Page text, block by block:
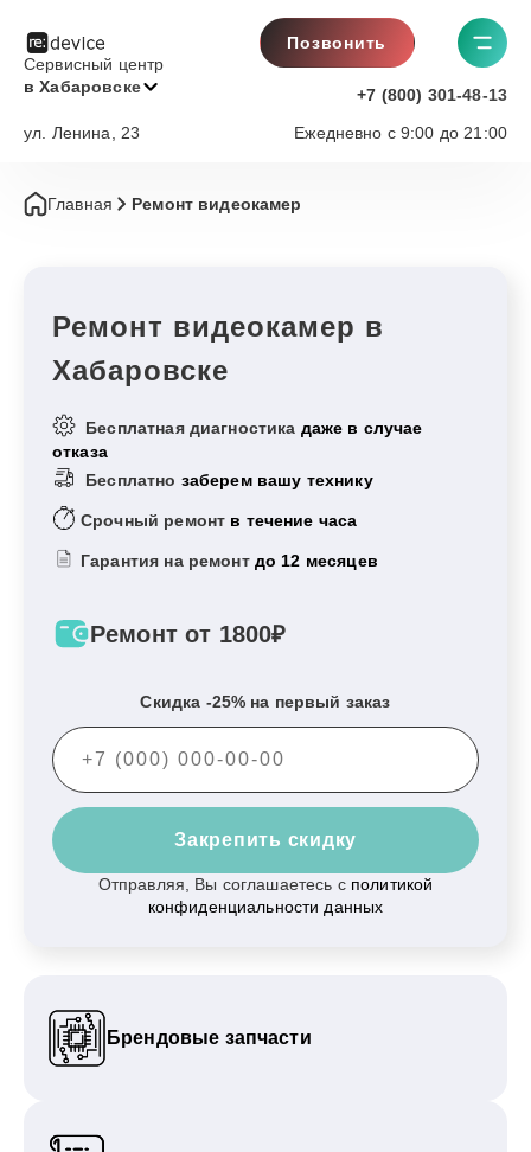
Сервисный центр
в Хабаровске
Позвонить
+7 (800) 301-48-13
Ежедневно с 9:00 до 21:00
ул. Ленина, 23
Главная Ремонт видеокамер
Ремонт видеокамер в
Хабаровске
Бесплатная диагностика даже в случае
отказа
Бесплатно заберем вашу технику
Срочный ремонт в течение часа
Гарантия на ремонт до 12 месяцев
Ремонт от 1800₽
Скидка -25% на первый заказ
Закрепить скидку
Отправляя, Вы соглашаетесь с политикой
конфиденциальности данных
Брендовые запчасти